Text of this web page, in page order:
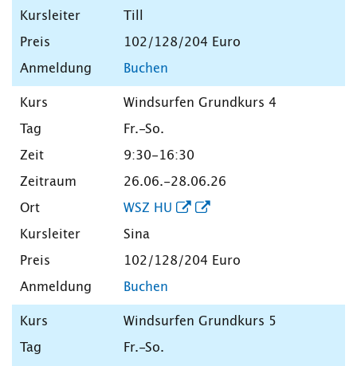
Till
102/128/204 Euro
Buchen
Windsurfen Grundkurs 4
Fr.-So.
9:30-16:30
26.06.-28.06.26
WSZ HU
Sina
102/128/204 Euro
Buchen
Windsurfen Grundkurs 5
Fr.-So.